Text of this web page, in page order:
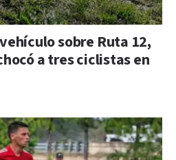
sobre Ruta 12,
a tres ciclistas en